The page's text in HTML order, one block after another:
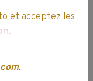
!
et acceptez les